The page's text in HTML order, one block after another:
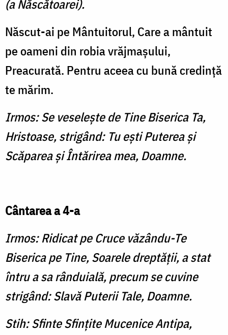
(a Născătoarei).
Născut-ai pe Mântuitorul, Care a mântuit
pe oameni din robia vrăjmaşului,
Preacurată. Pentru aceea cu bună credinţă
te mărim.
Irmos: Se veseleşte de Tine Biserica Ta,
Hristoase, strigând: Tu eşti Puterea şi
Scăparea şi Întărirea mea, Doamne.
Cântarea a 4-a
Irmos: Ridicat pe Cruce văzându-Te
Biserica pe Tine, Soarele dreptăţii, a stat
întru a sa rânduială, precum se cuvine
strigând: Slavă Puterii Tale, Doamne.
Stih: Sfinte Sfinţite Mucenice Antipa,